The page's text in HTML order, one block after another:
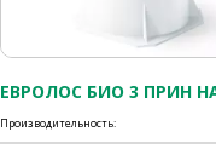
ЕВРОЛОС БИО 3 ПРИН
Производительность: